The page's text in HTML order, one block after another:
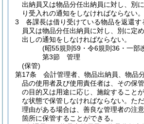
出納員又は物品分任出納員に対し、別
り受入れの通知をしなければならない。
3
各課長は借り受けている物品を返還す
員又は物品分任出納員に対し、別に定
出しの通知をしなければならない。
(昭55規則59・令6規則36・一部
第3節
管理
(保管)
第17条
会計管理者、物品出納員、物品
品の使用者及び使用責任者は、その保
の目的又は用途に応じ、施錠すること
な状態で保管しなければならない。 た
理由がある場合は、善良な管理者の注
箇所に保管することができる。